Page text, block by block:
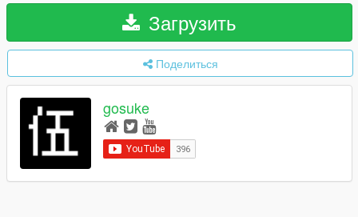
Загрузить
Поделиться
gosuke